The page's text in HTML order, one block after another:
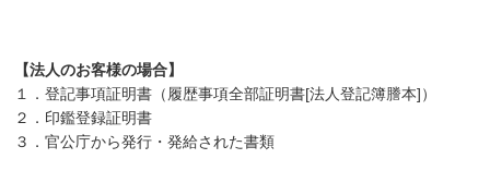
【法人のお客様の場合】
１．登記事項証明書（履歴事項全部証明書[法人登記簿謄本]）
２．印鑑登録証明書
３．官公庁から発行・発給された書類